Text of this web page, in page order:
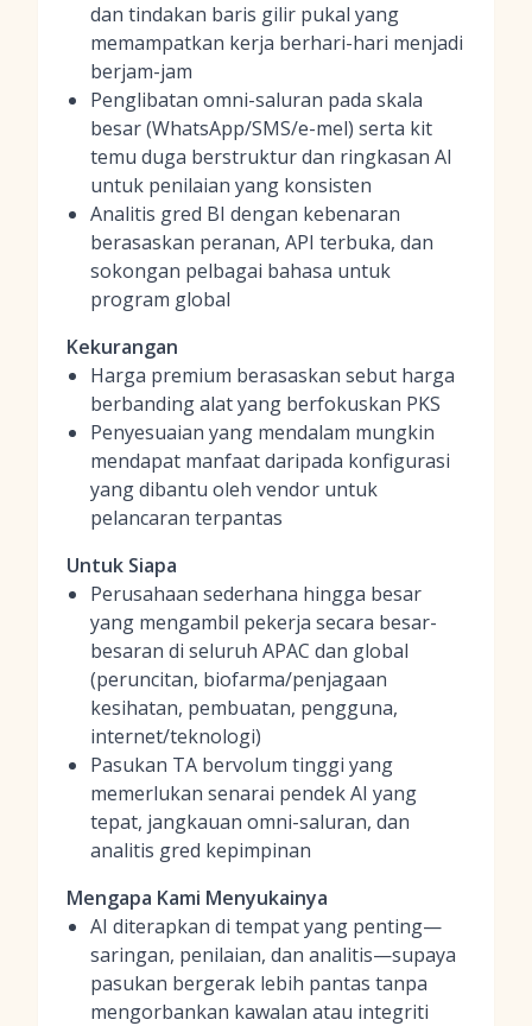
dan tindakan baris gilir pukal yang
memampatkan kerja berhari-hari menjadi
berjam-jam
Penglibatan omni-saluran pada skala
besar (WhatsApp/SMS/e-mel) serta kit
temu duga berstruktur dan ringkasan AI
untuk penilaian yang konsisten
Analitis gred BI dengan kebenaran
berasaskan peranan, API terbuka, dan
sokongan pelbagai bahasa untuk
program global
Kekurangan
Harga premium berasaskan sebut harga
berbanding alat yang berfokuskan PKS
Penyesuaian yang mendalam mungkin
mendapat manfaat daripada konfigurasi
yang dibantu oleh vendor untuk
pelancaran terpantas
Untuk Siapa
Perusahaan sederhana hingga besar
yang mengambil pekerja secara besar-
besaran di seluruh APAC dan global
(peruncitan, biofarma/penjagaan
kesihatan, pembuatan, pengguna,
internet/teknologi)
Pasukan TA bervolum tinggi yang
memerlukan senarai pendek AI yang
tepat, jangkauan omni-saluran, dan
analitis gred kepimpinan
Mengapa Kami Menyukainya
AI diterapkan di tempat yang penting—
saringan, penilaian, dan analitis—supaya
pasukan bergerak lebih pantas tanpa
mengorbankan kawalan atau integriti